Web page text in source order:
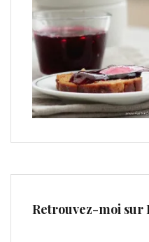
Retrouvez-moi sur